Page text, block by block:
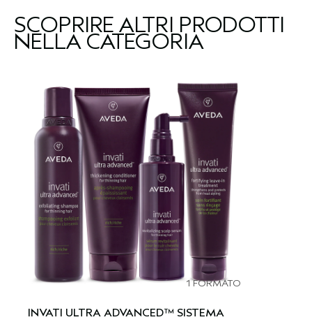
SCOPRIRE ALTRI PRODOTTI
NELLA CATEGORIA
1 FORMATO
INVATI ULTRA ADVANCED™ SISTEMA